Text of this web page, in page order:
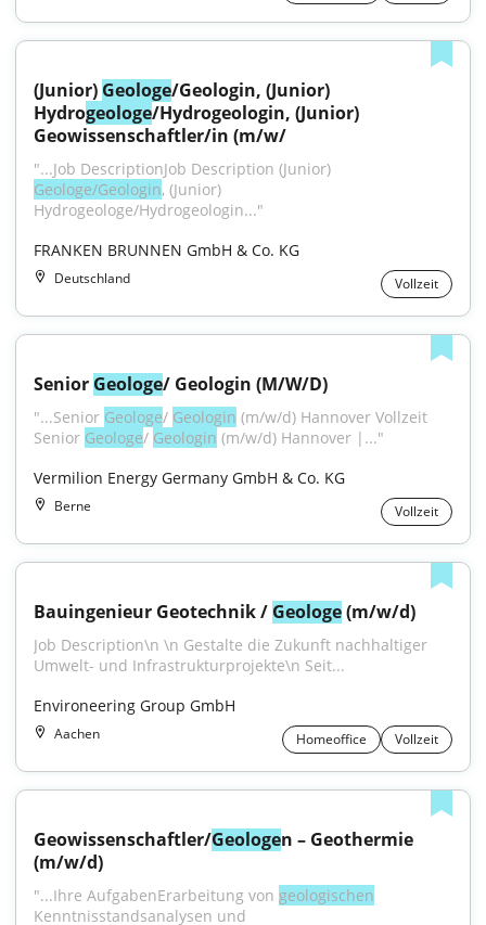
(Junior) Geologe/Geologin, (Junior)
Hydrogeologe/Hydrogeologin, (Junior)
Geowissenschaftler/in (m/w/
Geologe/Geologin, (Junior)
Hydrogeologe/Hydrogeologin..."
FRANKEN BRUNNEN GmbH & Co. KG
Deutschland Vollzeit
Senior Geologe/ Geologin (M/W/D)
"...Senior Geologe/ Geologin (m/w/d) Hannover Vollzeit
Senior Geologe/ Geologin (m/w/d) Hannover |..."
Vermilion Energy Germany GmbH & Co. KG
Berne Vollzeit
Bauingenieur Geotechnik / Geologe (m/w/d)
Job Description\n \n Gestalte die Zukunft nachhaltiger
Umwelt- und Infrastrukturprojekte\n Seit...
Environeering Group GmbH
Aachen Homeoffice Vollzeit
Geowissenschaftler/Geologen – Geothermie
(m/w/d)
"...Ihre AufgabenErarbeitung von geologischen
Kenntnisstandsanalysen und